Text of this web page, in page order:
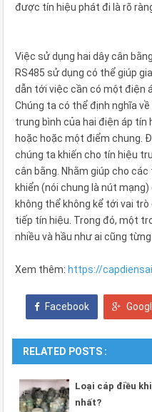
được tín hiệu phát đi là rõ
Việc sử dụng hai dây cân
RS485 sử dụng có thể giúp
dẫn tới việc cần có một điện
Chúng ta có thể định nghĩa
trung bình của hai điện áp
hoặc hoặc một điểm chung.
chúng ta khiến cho tín hiệu
cân bằng. Nhằm giúp cho
khiển (nói chung là nút
không thể không kể tới vai
tiếp tín hiệu. Trong đó, một
nhiều và hầu như ai cũng
Xem thêm: https://
Facebook
RELATED POSTS :
Loại cáp điều
nhất?